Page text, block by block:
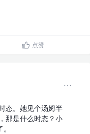
点赞
态。她见个汤姆半
那是什么时态？小